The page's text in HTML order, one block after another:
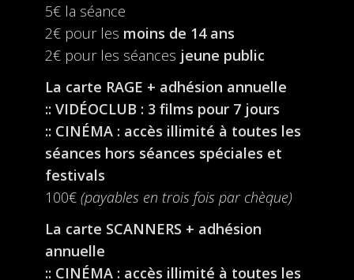
5€ la séance
2€ pour les moins de 14 ans
2€ pour les séances jeune public
La carte RAGE + adhésion annuelle
:: VIDÉOCLUB : 3 films pour 7 jours
:: CINÉMA : accès illimité à toutes les
séances hors séances spéciales et
festivals
100€ (payables en trois fois par chèque)
La carte SCANNERS + adhésion
annuelle
:: CINÉMA : accès illimité à toutes les